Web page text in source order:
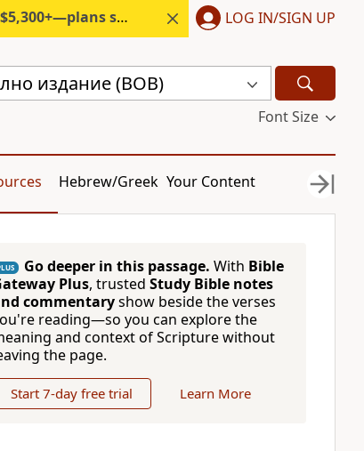
start under $6/month. LOG IN/SIGN UP
издание (BOB)
Font Size
Hebrew/Greek Your Content
Go deeper in this passage. With Bible
Plus, trusted Study Bible notes
commentaryshow beside the verses
reading—so you can explore the
and context of Scripture without
the page.
Start 7-day free trial Learn More